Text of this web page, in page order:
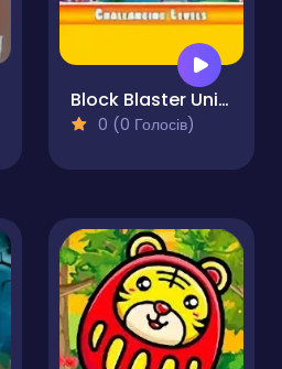
Block Blaster Unicorn
0 (0 Голосів)